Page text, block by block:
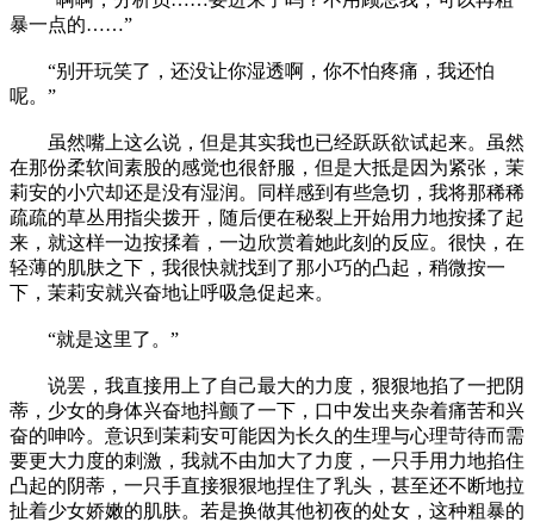
暴一点的……”
“别开玩笑了，还没让你湿透啊，你不怕疼痛，我还怕
呢。”
虽然嘴上这么说，但是其实我也已经跃跃欲试起来。虽然
在那份柔软间素股的感觉也很舒服，但是大抵是因为紧张，茉
莉安的小穴却还是没有湿润。同样感到有些急切，我将那稀稀
疏疏的草丛用指尖拨开，随后便在秘裂上开始用力地按揉了起
来，就这样一边按揉着，一边欣赏着她此刻的反应。很快，在
轻薄的肌肤之下，我很快就找到了那小巧的凸起，稍微按一
下，茉莉安就兴奋地让呼吸急促起来。
“就是这里了。”
说罢，我直接用上了自己最大的力度，狠狠地掐了一把阴
蒂，少女的身体兴奋地抖颤了一下，口中发出夹杂着痛苦和兴
奋的呻吟。意识到茉莉安可能因为长久的生理与心理苛待而需
要更大力度的刺激，我就不由加大了力度，一只手用力地掐住
凸起的阴蒂，一只手直接狠狠地捏住了乳头，甚至还不断地拉
扯着少女娇嫩的肌肤。若是换做其他初夜的处女，这种粗暴的